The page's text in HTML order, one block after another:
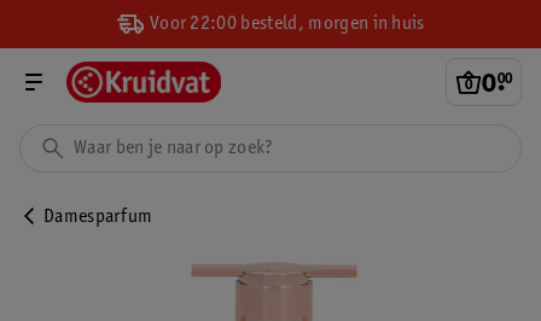
Voor 22:00 besteld, morgen in huis
0.
00
Damesparfum